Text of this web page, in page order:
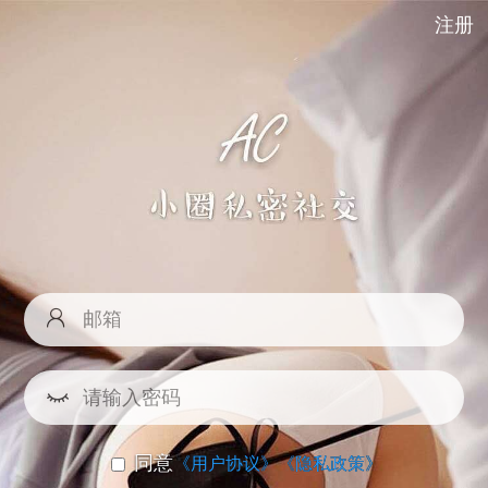
注册
同意《用户协议》《隐私政策》